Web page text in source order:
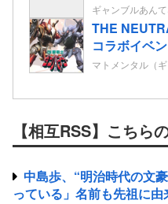
ギャンブルあん
THE
コラボイベ
ちゃ楽しそう
マトメンタル（ギ
【相互RSS】こちら
中島歩、“明治時代の文
っている」名前も先祖に由